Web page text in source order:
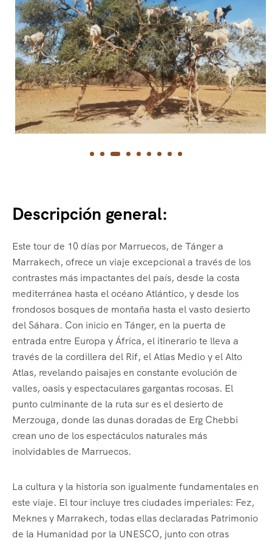
Descripción general:
Este tour de 10 días por Marruecos, de Tánger a
Marrakech, ofrece un viaje excepcional a través de los
contrastes más impactantes del país, desde la costa
mediterránea hasta el océano Atlántico, y desde los
frondosos bosques de montaña hasta el vasto desierto
del Sáhara. Con inicio en Tánger, en la puerta de
entrada entre Europa y África, el itinerario te lleva a
través de la cordillera del Rif, el Atlas Medio y el Alto
Atlas, revelando paisajes en constante evolución de
valles, oasis y espectaculares gargantas rocosas. El
punto culminante de la ruta sur es el desierto de
Merzouga, donde las dunas doradas de Erg Chebbi
crean uno de los espectáculos naturales más
inolvidables de Marruecos.
La cultura y la historia son igualmente fundamentales en
este viaje. El tour incluye tres ciudades imperiales: Fez,
Meknes y Marrakech, todas ellas declaradas Patrimonio
de la Humanidad por la UNESCO, junto con otras